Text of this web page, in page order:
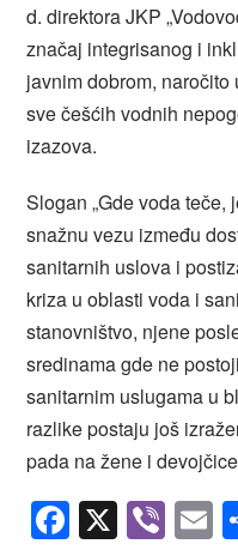
d. direktora JKP
značaj integrisanog i
javnim dobrom,
sve češćih vodnih
izazova.
Slogan „Gde voda teče,
snažnu vezu između
sanitarnih uslova i
kriza u oblasti voda i
stanovništvo, njene
sredinama gde ne
sanitarnim uslugama u
razlike postaju još
pada na žene i
Facebook
X